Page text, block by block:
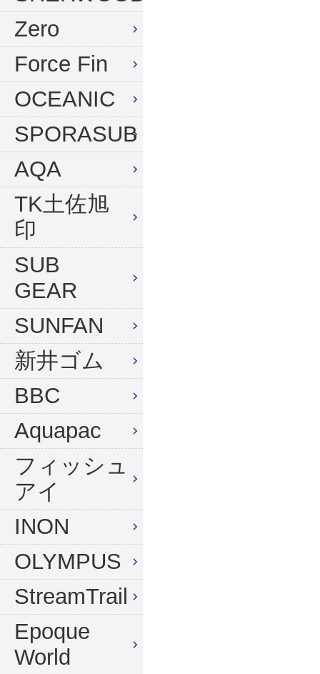
水中デジタルカメラセット
Zero
Force Fin
OCEANIC
SPORASUB
AQA
TK土佐旭
印
SUB
GEAR
SUNFAN
新井ゴム
BBC
Aquapac
フィッシュ
アイ
INON
OLYMPUS
StreamTrail
Epoque
World